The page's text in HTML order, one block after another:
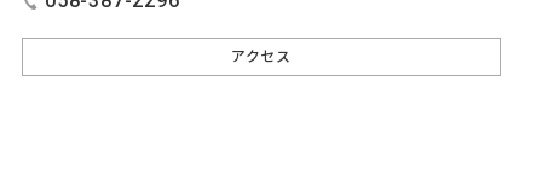
アクセス